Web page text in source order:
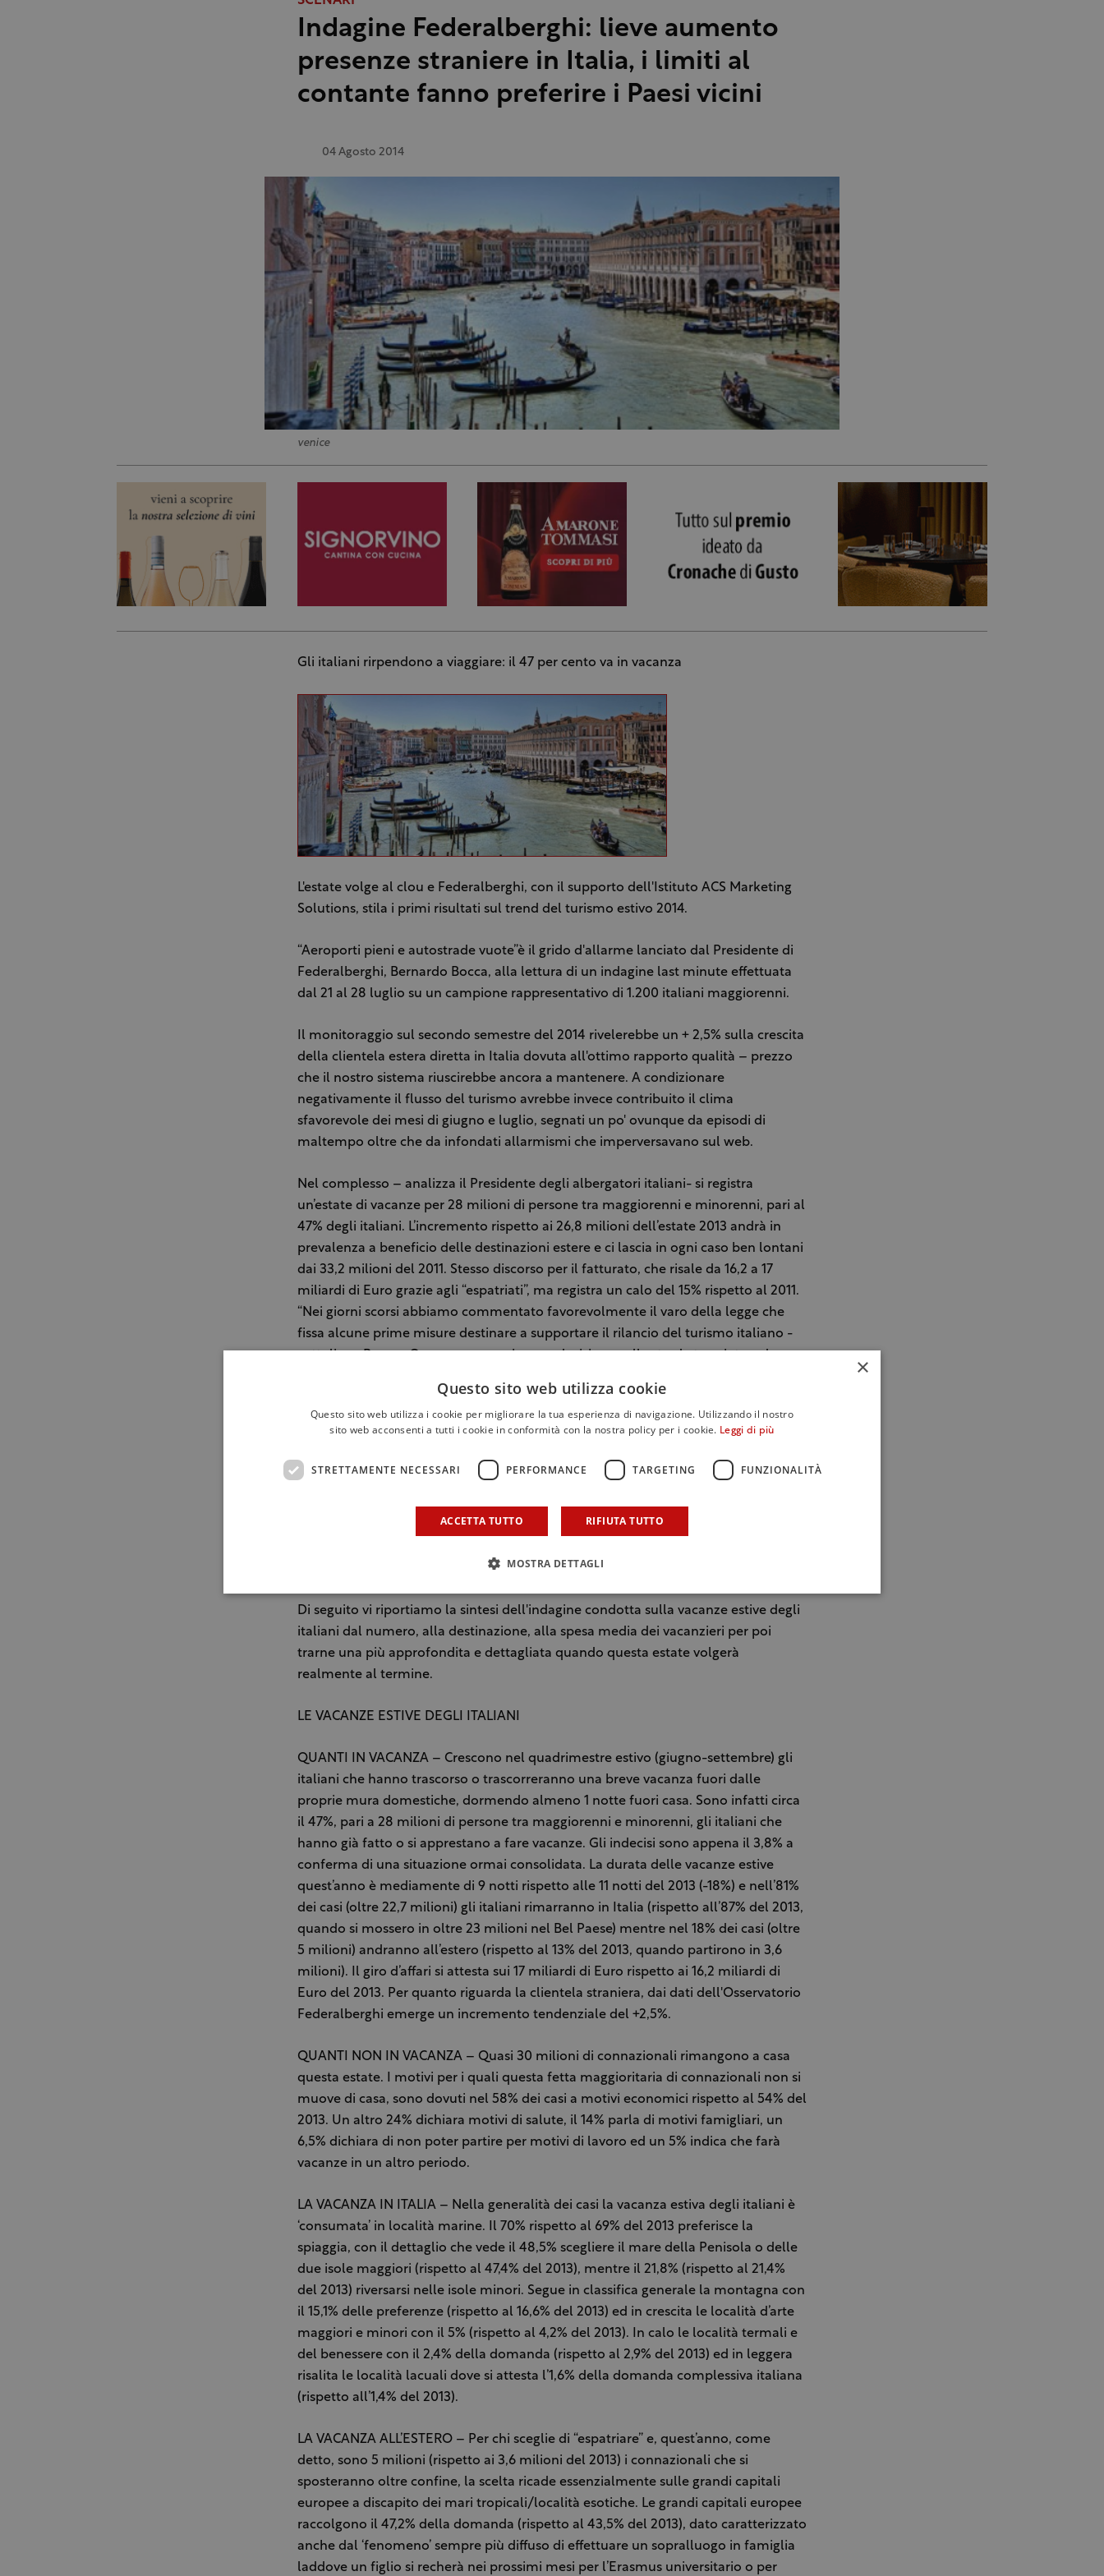
Indagine Federalberghi: lieve aumento
presenze straniere in Italia, i limiti al
contante fanno preferire i Paesi vicini
04 Agosto 2014
venice
Gli italiani rirpendono a viaggiare: il 47 per cento va in vacanza
L'estate volge al clou e Federalberghi, con il supporto dell'Istituto ACS Marketing
Solutions, stila i primi risultati sul trend del turismo estivo 2014.
“Aeroporti pieni e autostrade vuote”è il grido d'allarme lanciato dal Presidente di
Federalberghi, Bernardo Bocca, alla lettura di un indagine last minute effettuata
dal 21 al 28 luglio su un campione rappresentativo di 1.200 italiani maggiorenni.
Il monitoraggio sul secondo semestre del 2014 rivelerebbe un + 2,5% sulla crescita
della clientela estera diretta in Italia dovuta all'ottimo rapporto qualità – prezzo
che il nostro sistema riuscirebbe ancora a mantenere. A condizionare
negativamente il flusso del turismo avrebbe invece contribuito il clima
sfavorevole dei mesi di giugno e luglio, segnati un po' ovunque da episodi di
maltempo oltre che da infondati allarmismi che imperversavano sul web.
Nel complesso – analizza il Presidente degli albergatori italiani- si registra
un’estate di vacanze per 28 milioni di persone tra maggiorenni e minorenni, pari al
47% degli italiani. L’incremento rispetto ai 26,8 milioni dell’estate 2013 andrà in
prevalenza a beneficio delle destinazioni estere e ci lascia in ogni caso ben lontani
dai 33,2 milioni del 2011. Stesso discorso per il fatturato, che risale da 16,2 a 17
miliardi di Euro grazie agli “espatriati”, ma registra un calo del 15% rispetto al 2011.
“Nei giorni scorsi abbiamo commentato favorevolmente il varo della legge che
fissa alcune prime misure destinare a supportare il rilancio del turismo italiano -
investimenti, ridurre la pressione fiscale, semplificare le normative, migliorare la
visibilità dell’Italia sui mercati internazionali, favorire il rilascio dei visti turistici.
Governo alla Camera in materia di limiti all’utilizzo di danaro contante, -conclude
Bocca-, che sbarra la porta ai turisti stranieri che desiderano effettuare vacanze ed
acquisti in Italia. Mantenere a mille euro il limite significa fare un regalo ai paesi
confinanti, che attirano clientela, anche italiana, grazie a legislazioni più
Slovenia (15.000 euro) e nella stessa Francia (3.000 euro)”.
Di seguito vi riportiamo la sintesi dell'indagine condotta sulla vacanze estive degli
italiani dal numero, alla destinazione, alla spesa media dei vacanzieri per poi
trarne una più approfondita e dettagliata quando questa estate volgerà
realmente al termine.
LE VACANZE ESTIVE DEGLI ITALIANI
QUANTI IN VACANZA – Crescono nel quadrimestre estivo (giugno-settembre) gli
italiani che hanno trascorso o trascorreranno una breve vacanza fuori dalle
proprie mura domestiche, dormendo almeno 1 notte fuori casa. Sono infatti circa
il 47%, pari a 28 milioni di persone tra maggiorenni e minorenni, gli italiani che
hanno già fatto o si apprestano a fare vacanze. Gli indecisi sono appena il 3,8% a
conferma di una situazione ormai consolidata. La durata delle vacanze estive
quest’anno è mediamente di 9 notti rispetto alle 11 notti del 2013 (-18%) e nell’81%
dei casi (oltre 22,7 milioni) gli italiani rimarranno in Italia (rispetto all’87% del 2013,
quando si mossero in oltre 23 milioni nel Bel Paese) mentre nel 18% dei casi (oltre
5 milioni) andranno all’estero (rispetto al 13% del 2013, quando partirono in 3,6
milioni). Il giro d’affari si attesta sui 17 miliardi di Euro rispetto ai 16,2 miliardi di
Euro del 2013. Per quanto riguarda la clientela straniera, dai dati dell'Osservatorio
Federalberghi emerge un incremento tendenziale del +2,5%.
QUANTI NON IN VACANZA – Quasi 30 milioni di connazionali rimangono a casa
questa estate. I motivi per i quali questa fetta maggioritaria di connazionali non si
muove di casa, sono dovuti nel 58% dei casi a motivi economici rispetto al 54% del
2013. Un altro 24% dichiara motivi di salute, il 14% parla di motivi famigliari, un
6,5% dichiara di non poter partire per motivi di lavoro ed un 5% indica che farà
vacanze in un altro periodo.
LA VACANZA IN ITALIA – Nella generalità dei casi la vacanza estiva degli italiani è
‘consumata’ in località marine. Il 70% rispetto al 69% del 2013 preferisce la
spiaggia, con il dettaglio che vede il 48,5% scegliere il mare della Penisola o delle
due isole maggiori (rispetto al 47,4% del 2013), mentre il 21,8% (rispetto al 21,4%
del 2013) riversarsi nelle isole minori. Segue in classifica generale la montagna con
il 15,1% delle preferenze (rispetto al 16,6% del 2013) ed in crescita le località d’arte
maggiori e minori con il 5% (rispetto al 4,2% del 2013). In calo le località termali e
del benessere con il 2,4% della domanda (rispetto al 2,9% del 2013) ed in leggera
risalita le località lacuali dove si attesta l’1,6% della domanda complessiva italiana
(rispetto all’1,4% del 2013).
LA VACANZA ALL’ESTERO – Per chi sceglie di “espatriare” e, quest’anno, come
detto, sono 5 milioni (rispetto ai 3,6 milioni del 2013) i connazionali che si
sposteranno oltre confine, la scelta ricade essenzialmente sulle grandi capitali
europee a discapito dei mari tropicali/località esotiche. Le grandi capitali europee
raccolgono il 47,2% della domanda (rispetto al 43,5% del 2013), dato caratterizzato
anche dal ‘fenomeno’ sempre più diffuso di effettuare un sopralluogo in famiglia
laddove un figlio si recherà nei prossimi mesi per l’Erasmus universitario o per
×
Questo sito web utilizza cookie
Questo sito web utilizza i cookie per migliorare la tua esperienza di navigazione. Utilizzando il nostro
sito web acconsenti a tutti i cookie in conformità con la nostra policy per i cookie. Leggi di più
STRETTAMENTE NECESSARI PERFORMANCE TARGETING FUNZIONALITÀ
ACCETTA TUTTO RIFIUTA TUTTO
MOSTRA DETTAGLI